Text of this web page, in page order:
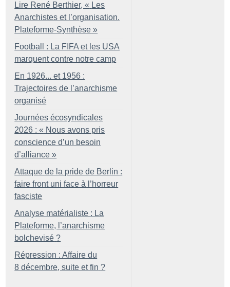
Lire René Berthier, « Les
Anarchistes et l’organisation.
Plateforme-Synthèse »
Football : La FIFA et les USA
marquent contre notre camp
En 1926... et 1956 :
Trajectoires de l’anarchisme
organisé
Journées écosyndicales
2026 : « Nous avons pris
conscience d’un besoin
d’alliance »
Attaque de la pride de Berlin :
faire front uni face à l’horreur
fasciste
Analyse matérialiste : La
Plateforme, l’anarchisme
bolchevisé ?
Répression : Affaire du
8 décembre, suite et fin ?